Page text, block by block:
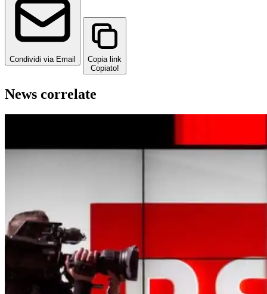
Condividi via Email
Copia link
Copiato!
News correlate